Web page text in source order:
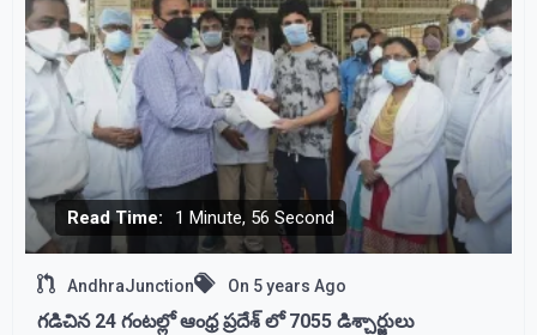
Read Time: 1 Minute, 56 Second
AndhraJunction On 5 years Ago
గడిచిన 24 గంటల్లో ఆంధ్ర ప్రదేశ్ లో 7055 డిశ్చార్జులు